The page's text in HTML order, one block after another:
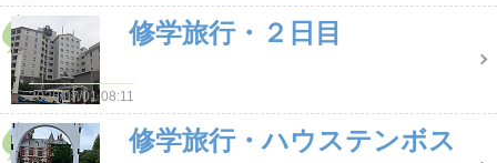
修学旅行・２日目
2026/07/01 08:11
修学旅行・ハウステンボス